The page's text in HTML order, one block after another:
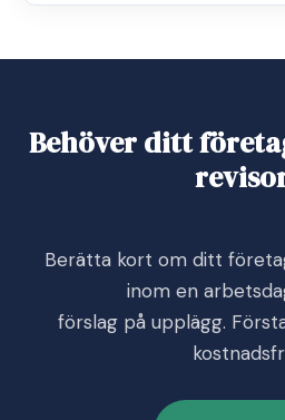
Behöver ditt
Berätta kort om ditt
inom en
förslag på upplägg.